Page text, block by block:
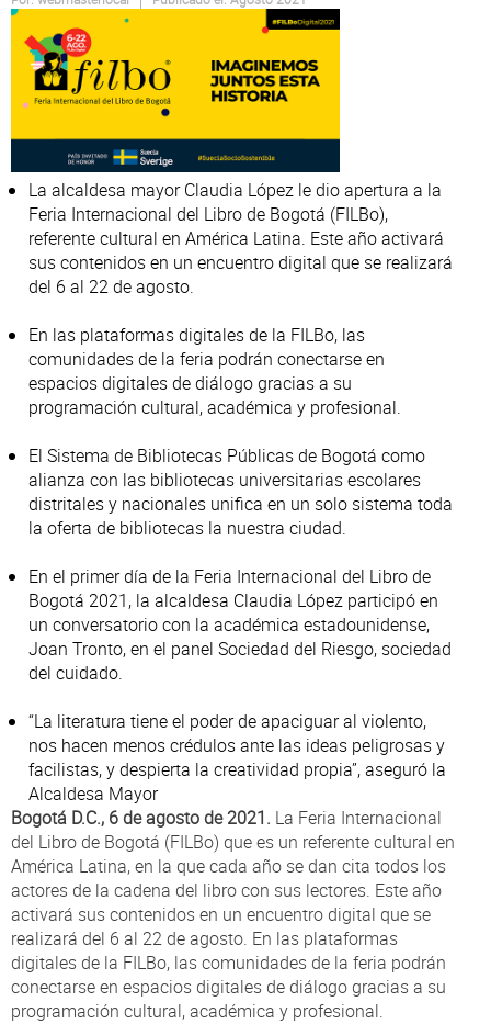
La alcaldesa mayor Claudia López le dio apertura a la
Feria Internacional del Libro de Bogotá (FILBo),
referente cultural en América Latina. Este año activará
sus contenidos en un encuentro digital que se realizará
del 6 al 22 de agosto.
En las plataformas digitales de la FILBo, las
comunidades de la feria podrán conectarse en
espacios digitales de diálogo gracias a su
programación cultural, académica y profesional.
El Sistema de Bibliotecas Públicas de Bogotá como
alianza con las bibliotecas universitarias escolares
distritales y nacionales unifica en un solo sistema toda
la oferta de bibliotecas la nuestra ciudad.
En el primer día de la Feria Internacional del Libro de
Bogotá 2021, la alcaldesa Claudia López participó en
un conversatorio con la académica estadounidense,
Joan Tronto, en el panel Sociedad del Riesgo, sociedad
del cuidado.
“La literatura tiene el poder de apaciguar al violento,
nos hacen menos crédulos ante las ideas peligrosas y
facilistas, y despierta la creatividad propia”, aseguró la
Alcaldesa Mayor
Bogotá D.C., 6 de agosto de 2021. La Feria Internacional
del Libro de Bogotá (FILBo) que es un referente cultural en
América Latina, en la que cada año se dan cita todos los
actores de la cadena del libro con sus lectores. Este año
activará sus contenidos en un encuentro digital que se
realizará del 6 al 22 de agosto. En las plataformas
digitales de la FILBo, las comunidades de la feria podrán
conectarse en espacios digitales de diálogo gracias a su
programación cultural, académica y profesional.